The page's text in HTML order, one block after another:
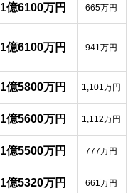
1億6100万円 665万円
1億6100万円 941万円
1億5800万円 1,101万円
1億5600万円 1,112万円
1億5500万円 777万円
1億5320万円 661万円